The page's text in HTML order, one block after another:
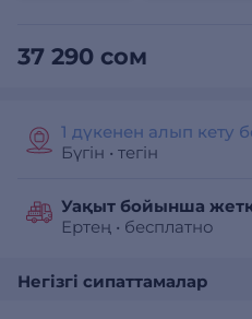
37 290 сом
1 дүкенен алып кету
Бүгін • тегін
Уақыт бойынша
Ертең • бесплатно
Негізгі сипаттамалар